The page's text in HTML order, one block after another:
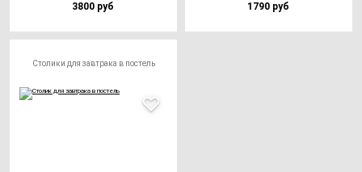
3800 руб 1790 руб
Столики для завтрака в постель